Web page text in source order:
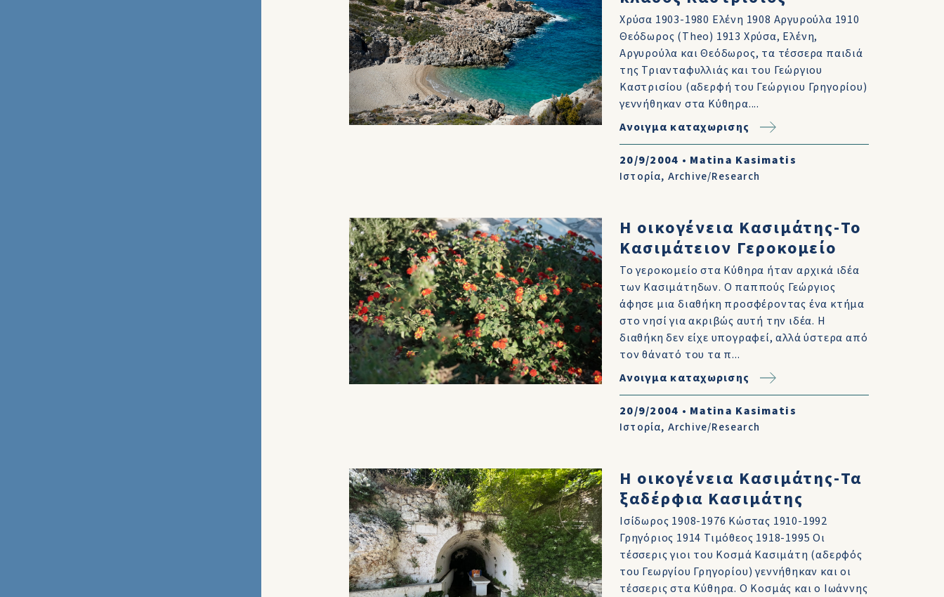
Χρύσα 1903-1980 Ελένη 1908 Αργυρούλα 1910
Θεόδωρος (Theo) 1913 Χρύσα, Ελένη,
Αργυρούλα και Θεόδωρος, τα τέσσερα παιδιά
της Τριανταφυλλιάς και του Γεώργιου
Καστρισίου (αδερφή του Γεώργιου Γρηγορίου)
γεννήθηκαν στα Κύθηρα....
Ανοιγμα καταχωρισης
20/9/2004 • Matina Kasimatis
Ιστορία, Archive/Research
Η οικογένεια Κασιμάτης-Το
Κασιμάτειον Γεροκομείο
Το γεροκομείο στα Κύθηρα ήταν αρχικά ιδέα
των Κασιμάτηδων. Ο παππούς Γεώργιος
άφησε μια διαθήκη προσφέροντας ένα κτήμα
στο νησί για ακριβώς αυτή την ιδέα. Η
διαθήκη δεν είχε υπογραφεί, αλλά ύστερα από
τον θάνατό του τα π...
Ανοιγμα καταχωρισης
20/9/2004 • Matina Kasimatis
Ιστορία, Archive/Research
Η οικογένεια Κασιμάτης-Τα
ξαδέρφια Κασιμάτης
Ισίδωρος 1908-1976 Κώστας 1910-1992
Γρηγόριος 1914 Τιμόθεος 1918-1995 Οι
τέσσερις γιοι του Κοσμά Κασιμάτη (αδερφός
του Γεωργίου Γρηγορίου) γεννήθηκαν και οι
τέσσερις στα Κύθηρα. Ο Κοσμάς και ο Ιωάννης